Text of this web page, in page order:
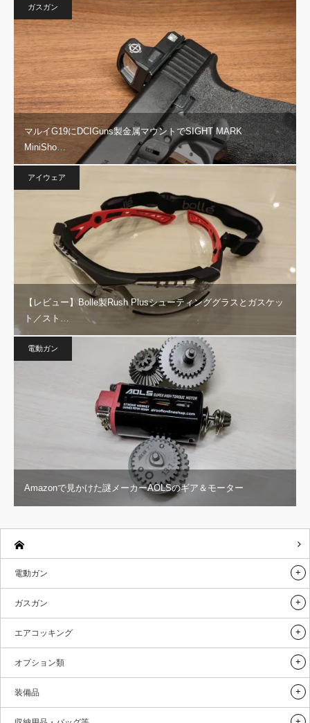
ガスガン
マルイG19にDCIGuns製金属マウントでSIGHT MARK
MiniSho…
アイウェア
【レビュー】Bolle製Rush Plusシューティンググラスとガスケッ
ト／スト…
電動ガン
Amazonで見かけた謎メーカーAOLSのギア＆モーター
電動ガン
ガスガン
エアコッキング
オプション類
装備品